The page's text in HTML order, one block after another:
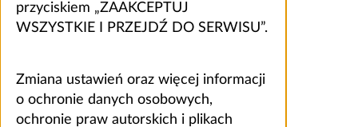
przyciskiem „ZAAKCEPTUJ
WSZYSTKIE I PRZEJDŹ DO SERWISU”.
Zmiana ustawień oraz więcej informacji
o ochronie danych osobowych,
ochronie praw autorskich i plikach